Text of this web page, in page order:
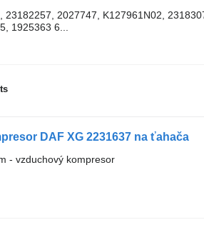
23182257, 2027747, K127961N02,
1925363 6...
DAF XG 2231637 na ťahača
- vzduchový kompresor